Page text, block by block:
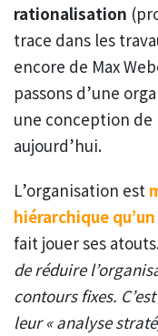
rationalisation
trace dans les
encore de Max
passons d’une
une conception de
aujourd’hui.
L’organisation est
hiérarchique
fait jouer ses
de réduire
contours fixes.
leur « analyse